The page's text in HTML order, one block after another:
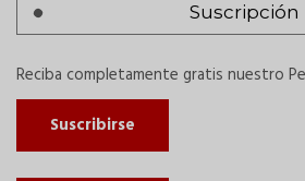
Suscripción
Reciba completamente gratis nuestro
Suscribirse